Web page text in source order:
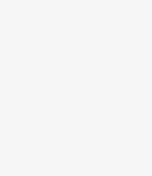
di posta
elettronica)